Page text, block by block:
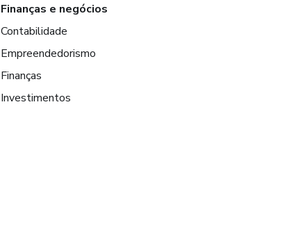
Finanças e negócios
Contabilidade
Empreendedorismo
Finanças
Investimentos